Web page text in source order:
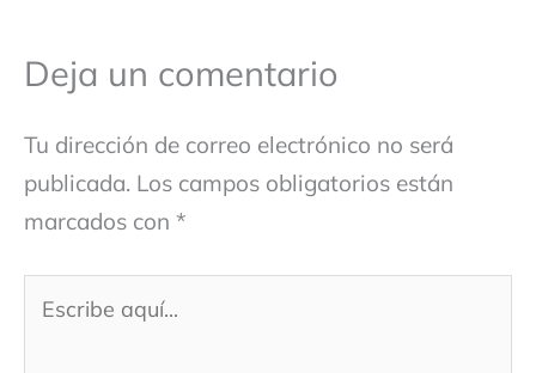
Deja un comentario
Tu dirección de correo electrónico no será
publicada. Los campos obligatorios están
marcados con *